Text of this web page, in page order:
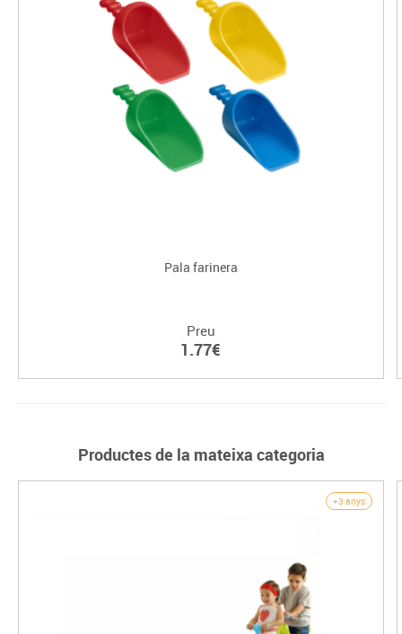
Pala farinera
Preu
1.77€
Productes de la mateixa categoria
+3 anys